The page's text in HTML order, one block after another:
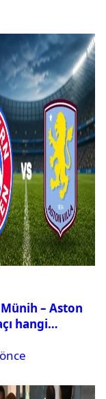
– Aston
hangi
oynanacak?